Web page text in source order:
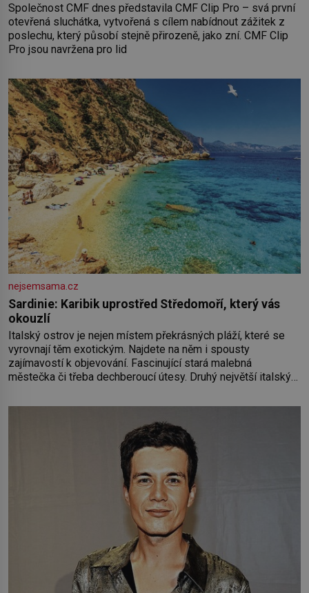
Společnost CMF dnes představila CMF Clip Pro – svá první
otevřená sluchátka, vytvořená s cílem nabídnout zážitek z
poslechu, který působí stejně přirozeně, jako zní. CMF Clip
Pro jsou navržena pro lid
nejsemsama.cz
Sardinie: Karibik uprostřed Středomoří, který vás
okouzlí
Italský ostrov je nejen místem překrásných pláží, které se
vyrovnají těm exotickým. Najdete na něm i spousty
zajímavostí k objevování. Fascinující stará malebná
městečka či třeba dechberoucí útesy. Druhý největší italský
ohromí nejen svými plážemi s bílým pískem jako v Karibiku,
ale i divokou krajinou, také bohatou historií i luxusem.Zjistěte,